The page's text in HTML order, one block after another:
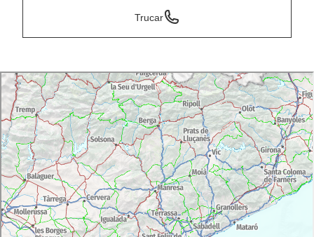
Trucar